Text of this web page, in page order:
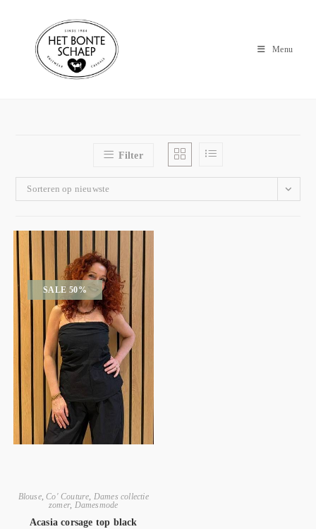
Menu
Filter
Sorteren op nieuwste
SALE 50%
Blouse,Co' Couture, Dames collectie
zomer, Damesmode
Acasia corsage top black